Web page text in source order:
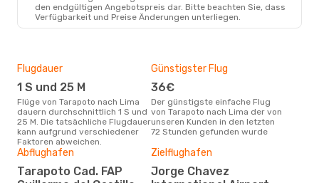
TPP- LIM
Sky Airline Direkt
LIM- TPP
den endgültigen Angebotspreis dar. Bitte beachten Sie, dass
Verfügbarkeit und Preise Änderungen unterliegen.
Flugdauer
1 S und 25 M
Flüge von Tarapoto nach Lima
dauern durchschnittlich 1 S und
25 M. Die tatsächliche Flugdauer
kann aufgrund verschiedener
Faktoren abweichen.
Günstigster Flug
36€
Der günstigste einfache Flug
von Tarapoto nach Lima der von
unseren Kunden in den letzten
72 Stunden gefunden wurde
Abflughafen
Tarapoto Cad. FAP
Zielflughafen
Jorge Chavez